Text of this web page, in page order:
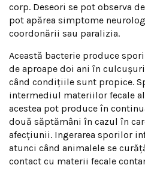
corp. Deseori se pot observa
pot apărea simptome
coordonării sau paralizia.
Această bacterie produce
de aproape doi ani în
când condițiile sunt propice.
intermediul materiilor fecale
acestea pot produce în
două săptămâni în cazul în
afecțiunii. Ingerarea sporilor
atunci când animalele se
contact cu materii fecale